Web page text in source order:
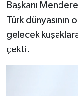
Başkanı
Türk dünyasının
gelecek
çekti.